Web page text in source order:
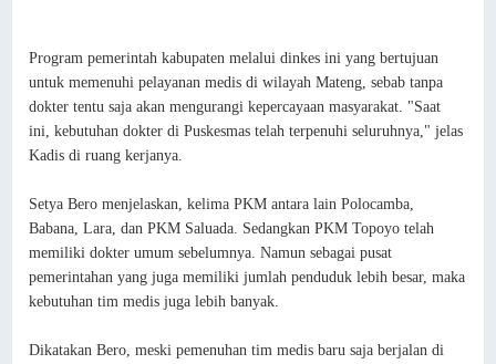
Program pemerintah kabupaten melalui dinkes ini yang bertujuan
untuk memenuhi pelayanan medis di wilayah Mateng, sebab tanpa
dokter tentu saja akan mengurangi kepercayaan masyarakat. "Saat
ini, kebutuhan dokter di Puskesmas telah terpenuhi seluruhnya," jelas
Kadis di ruang kerjanya.
Setya Bero menjelaskan, kelima PKM antara lain Polocamba,
Babana, Lara, dan PKM Saluada. Sedangkan PKM Topoyo telah
memiliki dokter umum sebelumnya. Namun sebagai pusat
pemerintahan yang juga memiliki jumlah penduduk lebih besar, maka
kebutuhan tim medis juga lebih banyak.
Dikatakan Bero, meski pemenuhan tim medis baru saja berjalan di